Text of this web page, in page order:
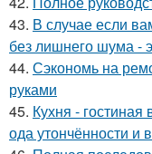
43. В случае если
без лишнего шума -
44. Сэкономь на
руками
45. Кухня -
ода утончённости и